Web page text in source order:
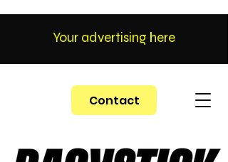
Contact
Your advertising here